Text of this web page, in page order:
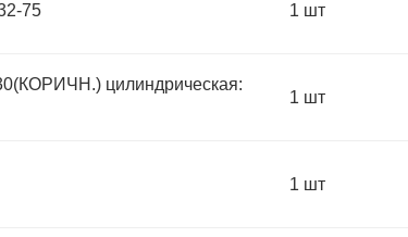
75 1 шт
цилиндрическая:
1 шт
1 шт